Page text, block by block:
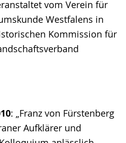
vom Verein für
Westfalens in
Kommission für
: „Franz von Fürstenberg
Aufklärer und